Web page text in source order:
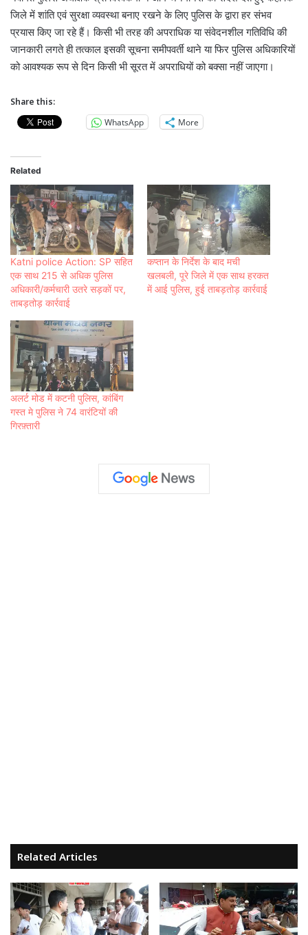
जिले में शांति एवं सुरक्षा व्यवस्था बनाए रखने के लिए पुलिस के द्वारा हर संभव
प्रयास किए जा रहे हैं। किसी भी तरह की अपराधिक या संवेदनशील गतिविधि की
जानकारी लगते ही तत्काल इसकी सूचना समीपवर्ती थाने या फिर पुलिस अधिकारियों
को आवश्यक रूप से दिन किसी भी सूरत में अपराधियों को बक्सा नहीं जाएगा।
Share this:
WhatsApp
More
Related
Katni police Action: SP सहित
एक साथ 215 से अधिक पुलिस
अधिकारी/कर्मचारी उतरे सड़कों पर,
ताबड़तोड़ कार्रवाई
कप्तान के निर्देश के बाद मची
खलबली, पूरे जिले में एक साथ हरकत
में आई पुलिस, हुई ताबड़तोड़ कार्रवाई
अलर्ट मोड में कटनी पुलिस, कांबिंग
गस्त मे पुलिस ने 74 वारंटियों की
गिरफ़्तारी
Related Articles